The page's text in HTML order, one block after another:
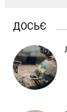
ДОСЬЄ